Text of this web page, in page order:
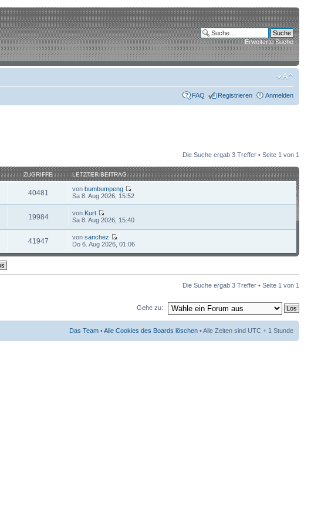
Erweiterte Suche
FAQ Registrieren Anmelden
Die Suche ergab 3 Treffer • Seite 1 von 1
ZUGRIFFE LETZTER BEITRAG
40481 vonbumbumpeng
Sa 8. Aug 2026, 15:52
19984 von Kurt
Sa 8. Aug 2026, 15:40
41947 vonsanchez
Do 6. Aug 2026, 01:06
Die Suche ergab 3 Treffer • Seite 1 von 1
Gehe zu:
Das Team •Alle Cookies des Boards löschen • Alle Zeiten sind UTC + 1 Stunde